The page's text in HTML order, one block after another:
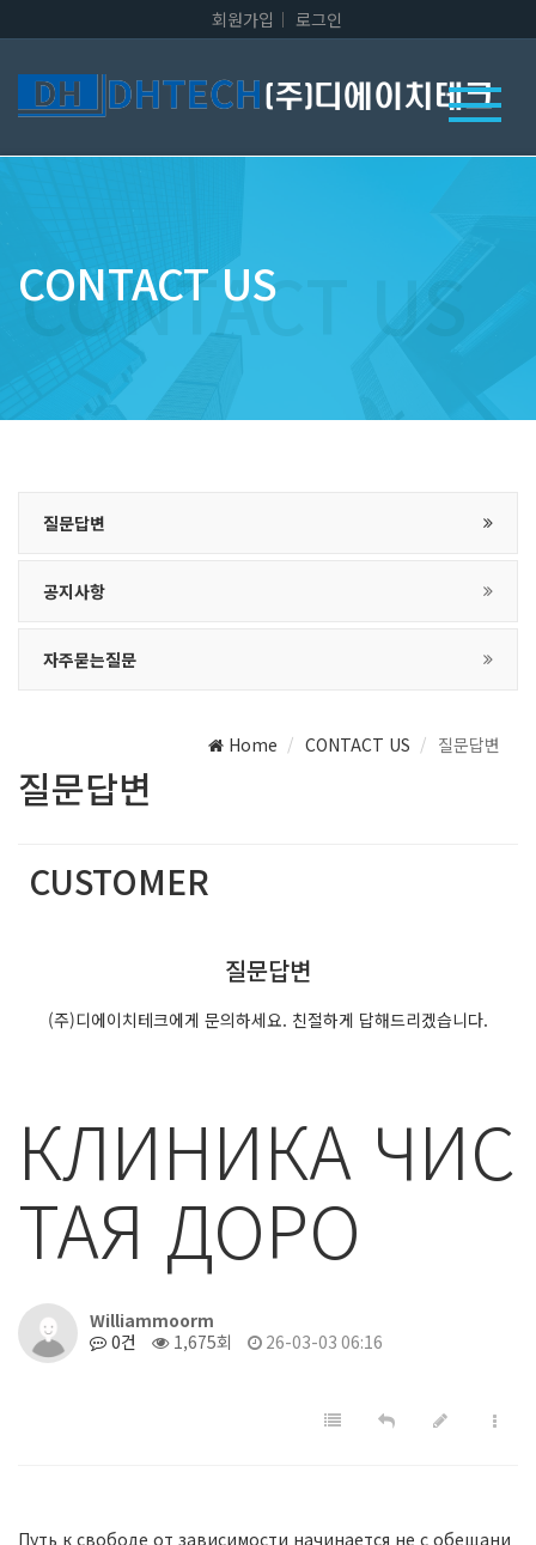
회원가입 로그인
CONTACT US
질문답변
공지사항
자주묻는질문
Home CONTACT US 질문답변
질문답변
CUSTOMER
질문답변
(주)디에이치테크에게 문의하세요. 친절하게 답해드리겠습니다.
КЛИНИКА ЧИС
ТАЯ ДОРО
Williammoorm
0건
1,675회 26-03-03 06:16
Путь к свободе от зависимости начинается не с обещани